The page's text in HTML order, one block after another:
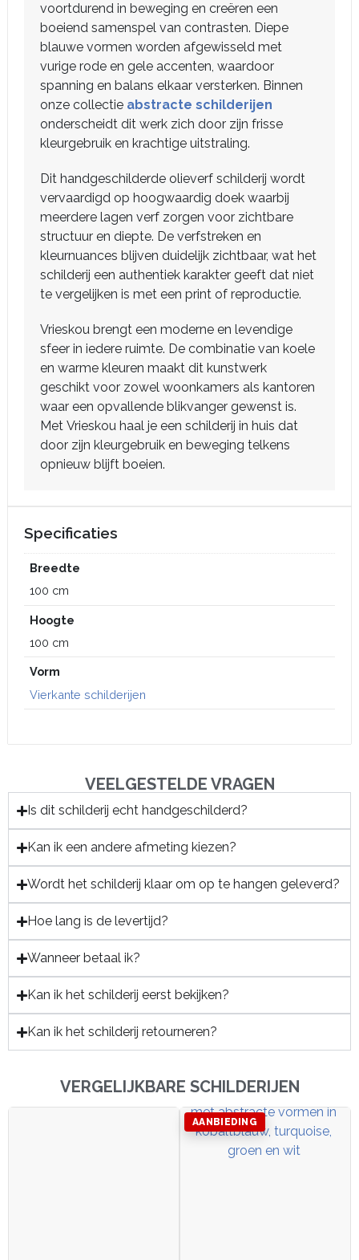
voortdurend in beweging en creëren een
boeiend samenspel van contrasten. Diepe
blauwe vormen worden afgewisseld met
vurige rode en gele accenten, waardoor
spanning en balans elkaar versterken. Binnen
onze collectie abstracte schilderijen
onderscheidt dit werk zich door zijn frisse
kleurgebruik en krachtige uitstraling.
Dit handgeschilderde olieverf schilderij wordt
vervaardigd op hoogwaardig doek waarbij
meerdere lagen verf zorgen voor zichtbare
structuur en diepte. De verfstreken en
kleurnuances blijven duidelijk zichtbaar, wat het
schilderij een authentiek karakter geeft dat niet
te vergelijken is met een print of reproductie.
Vrieskou brengt een moderne en levendige
sfeer in iedere ruimte. De combinatie van koele
en warme kleuren maakt dit kunstwerk
geschikt voor zowel woonkamers als kantoren
waar een opvallende blikvanger gewenst is.
Met Vrieskou haal je een schilderij in huis dat
door zijn kleurgebruik en beweging telkens
opnieuw blijft boeien.
Specificaties
Breedte
100 cm
Hoogte
100 cm
Vorm
Vierkante schilderijen
VEELGESTELDE VRAGEN
Is dit schilderij echt handgeschilderd?
Kan ik een andere afmeting kiezen?
Wordt het schilderij klaar om op te hangen geleverd?
Hoe lang is de levertijd?
Wanneer betaal ik?
Kan ik het schilderij eerst bekijken?
Kan ik het schilderij retourneren?
VERGELIJKBARE SCHILDERIJEN
AANBIEDING